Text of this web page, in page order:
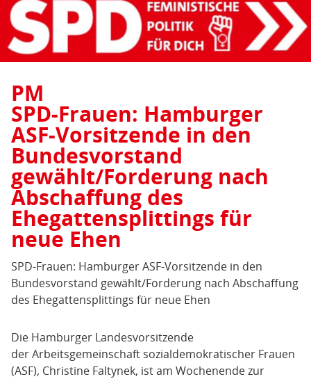
PM
SPD-Frauen: Hamburger
ASF-Vorsitzende in den
Bundesvorstand
gewählt/Forderung nach
Abschaffung des
Ehegattensplittings für
neue Ehen
SPD-Frauen: Hamburger ASF-Vorsitzende in den
Bundesvorstand gewählt/Forderung nach Abschaffung
des Ehegattensplittings für neue Ehen
Die Hamburger Landesvorsitzende
der Arbeitsgemeinschaft sozialdemokratischer Frauen
(ASF), Christine Faltynek, ist am Wochenende zur